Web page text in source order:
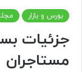
بورس و بازار
جزئیات
مستاجران